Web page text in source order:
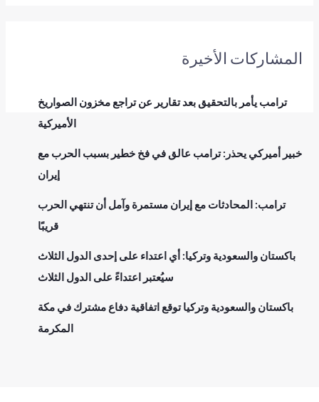
المشاركات الأخيرة
ترامب يأمر بالتحقيق بعد تقارير عن تراجع مخزون الصواريخ
الأميركية
خبير أميركي يحذر: ترامب عالق في فخ خطير بسبب الحرب مع
إيران
ترامب: المحادثات مع إيران مستمرة وآمل أن تنتهي الحرب
قريبًا
باكستان والسعودية وتركيا: أي اعتداء على إحدى الدول الثلاث
سيُعتبر اعتداءً على الدول الثلاث
باكستان والسعودية وتركيا توقع اتفاقية دفاع مشترك في مكة
المكرمة